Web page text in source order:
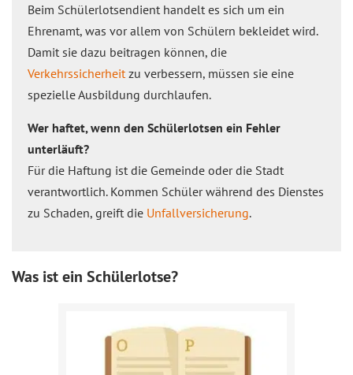
Beim Schülerlotsendient handelt es sich um ein
Ehrenamt, was vor allem von Schülern bekleidet wird.
Damit sie dazu beitragen können, die
Verkehrssicherheitzu verbessern, müssen sie eine
spezielle Ausbildung durchlaufen.
Wer haftet, wenn den Schülerlotsen ein Fehler
unterläuft?
Für die Haftung ist die Gemeinde oder die Stadt
verantwortlich. Kommen Schüler während des Dienstes
zu Schaden, greift die Unfallversicherung.
Was ist ein Schülerlotse?